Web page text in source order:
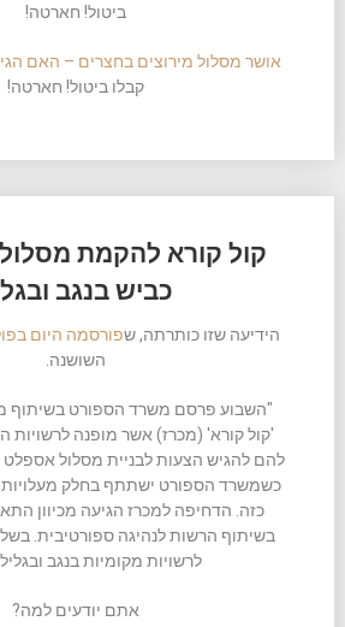
ביטול! חארטה!
אושר מסלול מירוצים בחצרים – האם
קבלו ביטול! חארטה!
קול קורא להקמת
כביש בנגב
הידיעה שזו כותרתה, שפורסמה היום
השושנה.
"השבוע פרסם משרד הספורט בשיתוף
'קול קורא' (מכרז) אשר מופנה לרשויות
להם להגיש הצעות לבניית מסלול אספלט
כשמשרד הספורט ישתתף בחלק
כזה. הדחיפה למכרז הגיעה מכיוון
בשיתוף הרשות לנהיגה ספורטיבית.
לרשויות מקומיות בנגב
אתם יודעים למה?